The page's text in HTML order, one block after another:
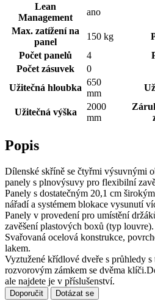
Lean
Management
ano
Max. zatížení na
panel
150 kg
Počet panelů
4
Počet zásuvek
0
Užitečná hloubka
650
mm
Užitečná výška
2000
mm
Popis
Dílenské skříně se čtyřmi výsuvnými
panely s plnovýsuvy pro flexibilní
Panely s dostatečným 20,1 cm
nářadí a systémem blokace vysunutí
Panely v provedení pro umístění
zavěšení plastových boxů (typ louvre).
Svařovaná ocelová konstrukce,
lakem.
Vyztužené křídlové dveře s průhledy
rozvorovým zámkem se dvěma
ale najdete je v příslušenství.
Doporučit Dotázat se